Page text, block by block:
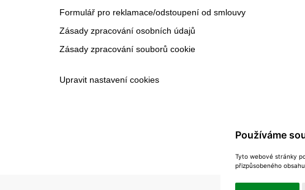
Používáme
Tyto webové stránky
přizpůsobeného
Formulář pro reklamace/odstoupení od smlouvy
Zásady zpracování osobních údajů
Zásady zpracování souborů cookie
Upravit nastavení cookies